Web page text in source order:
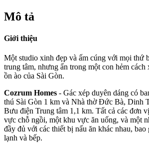
Mô tả
Giới thiệu
Một studio xinh đẹp và ấm cúng với mọi thứ
trung tâm, nhưng ẩn trong một con hẻm
ồn ào của Sài Gòn.
Cozrum Homes - Gác xép duyên dáng có
thú Sài Gòn 1 km và Nhà thờ Đức Bà, Dinh
Bưu điện Trung tâm 1,1 km. Tất cả các đơn
vực chỗ ngồi, một khu vực ăn uống, và một
đầy đủ với các thiết bị nấu ăn khác nhau,
lạnh và bếp.